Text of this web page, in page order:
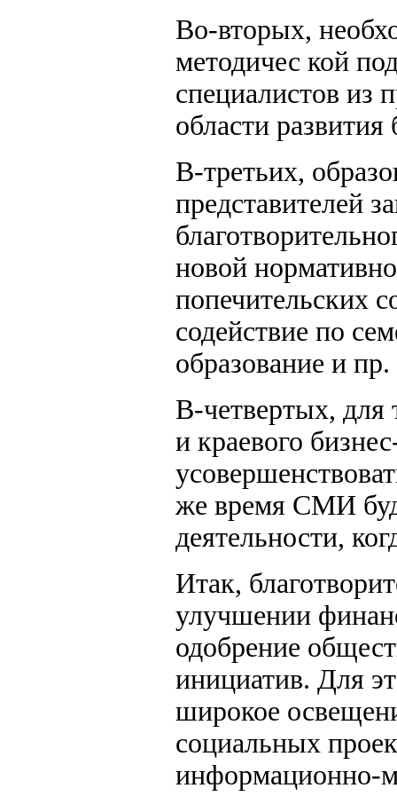
Во-вторых,
методичес кой
специалистов из
области
В-третьих,
представителей
новой
попечительских
содействие по
образование и
В-четвертых, для
и краевого
же время СМИ
деятельности,
Итак,
улучшении
одобрение
инициатив. Для
широкое
социальных
информационно-